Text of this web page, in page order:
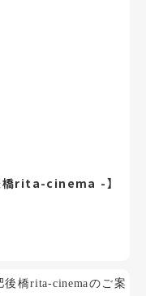
橋rita-cinema -】